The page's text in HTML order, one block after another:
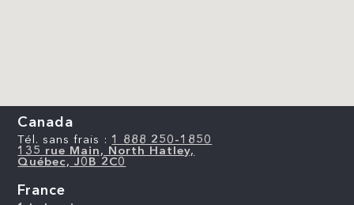
Canada
Tél. sans frais : 1 888 250-1850
135 rue Main, North Hatley,
Québec, J0B 2C0
France